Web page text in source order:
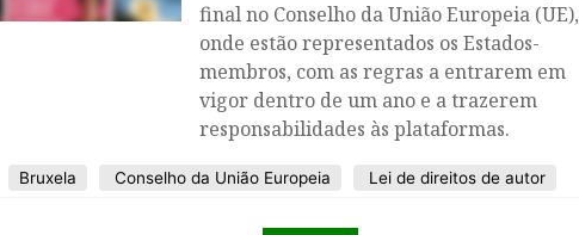
final no Conselho da União Europeia (UE),
onde estão representados os Estados-
membros, com as regras a entrarem em
vigor dentro de um ano e a trazerem
responsabilidades às plataformas.
Bruxela Conselho da União Europeia Lei de direitos de autor